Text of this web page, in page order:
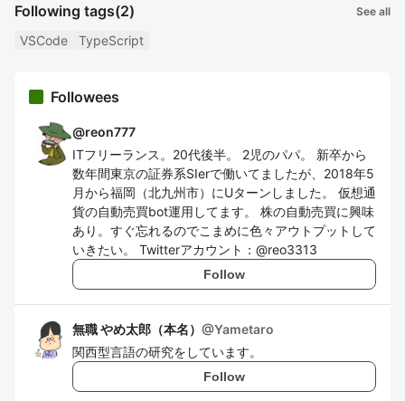
Following tags(2) See all
VSCode TypeScript
Followees
@reon777
ITフリーランス。20代後半。 2児のパパ。 新卒から
数年間東京の証券系SIerで働いてましたが、2018年5
月から福岡（北九州市）にUターンしました。 仮想通
貨の自動売買bot運用してます。 株の自動売買に興味
あり。すぐ忘れるのでこまめに色々アウトプットして
いきたい。 Twitterアカウント：@reo3313
Follow
無職 やめ太郎（本名） @Yametaro
関西型言語の研究をしています。
Follow